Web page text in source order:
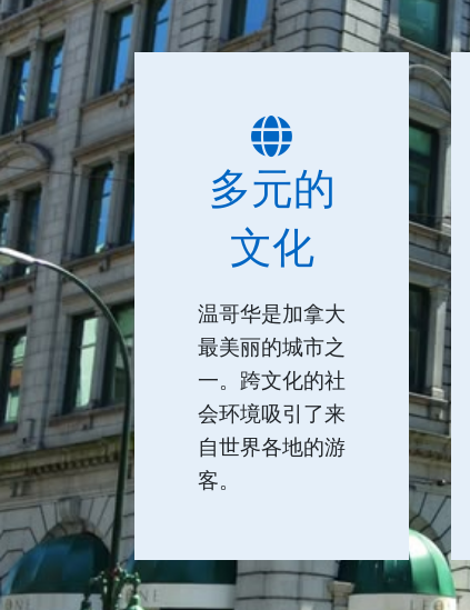
多元的
文化
温哥华是加拿大
最美丽的城市之
一。跨文化的社
会环境吸引了来
自世界各地的游
客。